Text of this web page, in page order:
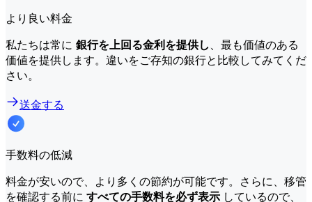
より良い料金
私たちは常に 銀行を上回る金利を提供し 、最も価値のある
価値を提供します。違いをご存知の銀行と比較してみてくだ
さい。
送金する
手数料の低減
料金が安いので、より多くの節約が可能です。さらに、移管
を確認する前に すべての手数料を必ず表示 しているので、